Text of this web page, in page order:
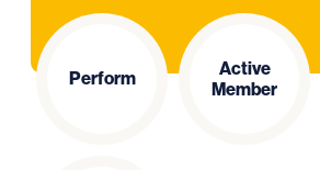
Perform
Active
Member